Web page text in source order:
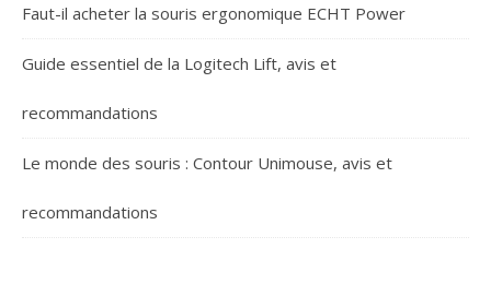
Faut-il acheter la souris ergonomique ECHT Power
Guide essentiel de la Logitech Lift, avis et
recommandations
Le monde des souris : Contour Unimouse, avis et
recommandations